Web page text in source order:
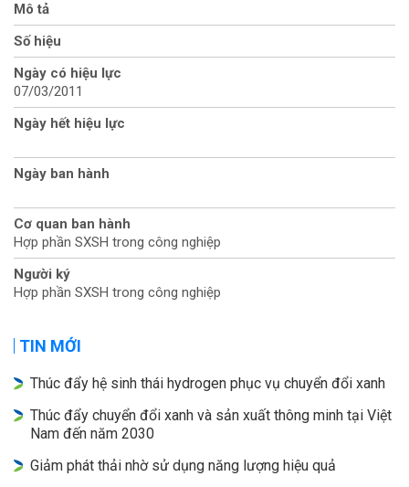
Mô tả
Số hiệu
Ngày có hiệu lực
07/03/2011
Ngày hết hiệu lực
Ngày ban hành
Cơ quan ban hành
Hợp phần SXSH trong công nghiệp
Người ký
Hợp phần SXSH trong công nghiệp
TIN MỚI
Thúc đẩy hệ sinh thái hydrogen phục vụ chuyển đổi xanh
Thúc đẩy chuyển đổi xanh và sản xuất thông minh tại Việt
Nam đến năm 2030
Giảm phát thải nhờ sử dụng năng lượng hiệu quả